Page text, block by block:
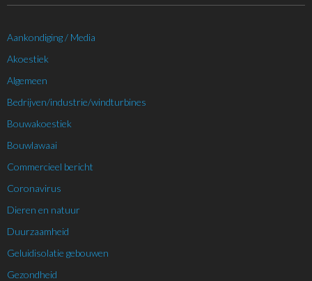
Aankondiging / Media
Akoestiek
Algemeen
Bedrijven/industrie/windturbines
Bouwakoestiek
Bouwlawaai
Commercieel bericht
Coronavirus
Dieren en natuur
Duurzaamheid
Geluidisolatie gebouwen
Gezondheid